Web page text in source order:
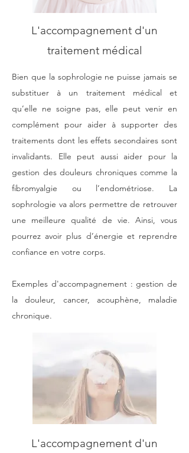
L'accompagnement d'un
traitement médical
Bien que la sophrologie ne puisse jamais se
substituer à un traitement médical et
qu’elle ne soigne pas, elle peut venir en
complément pour aider à supporter des
traitements dont les effets secondaires sont
invalidants. Elle peut aussi aider pour la
gestion des douleurs chroniques comme la
fibromyalgie ou l’endométriose. La
sophrologie va alors permettre de retrouver
une meilleure qualité de vie. Ainsi, vous
pourrez avoir plus d’énergie et reprendre
confiance en votre corps.
Exemples d'accompagnement : gestion de
la douleur, cancer, acouphène, maladie
chronique.
L'accompagnement d'un